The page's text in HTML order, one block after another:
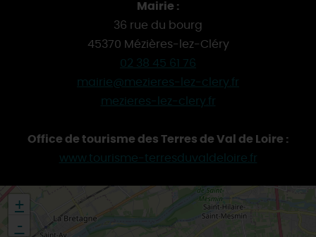
Mairie :
36 rue du bourg
45370 Mézières-lez-Cléry
02 38 45 61 76
mairie@mezieres-lez-clery.fr
mezieres-lez-clery.fr
Office de tourisme des Terres de Val de Loire :
www.tourisme-terresduvaldeloire.fr
+
-